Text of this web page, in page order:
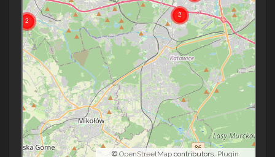
© OpenStreetMap contributors. Plugin